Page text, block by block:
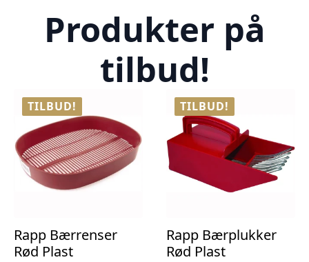
Produkter på
tilbud!
TILBUD!
Rapp Bærrenser
Rød Plast
TILBUD!
Rapp Bærplukker
Rød Plast